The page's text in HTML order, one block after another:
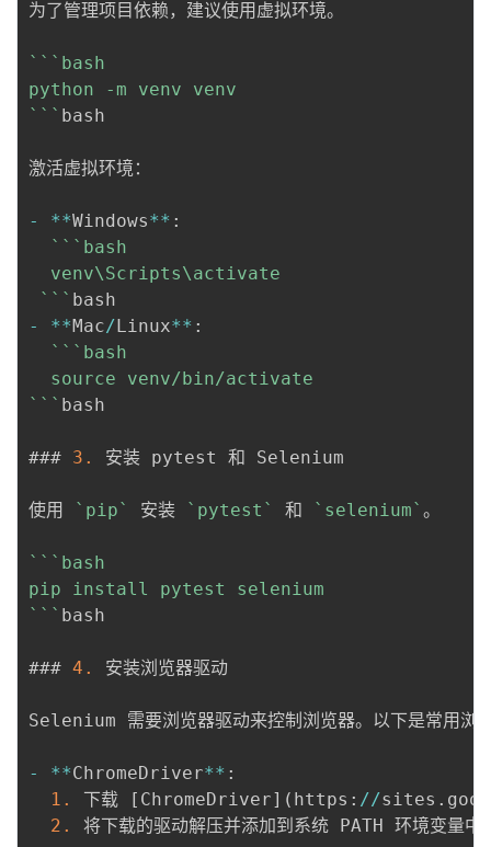
为了管理项目依赖，建议使用虚拟环境。
`` `bash
python -m venv venv
` `` bash
激活虚拟环境：
- **Windows** :
`` `bash
  venv\Scripts\activate
` ``
-
**Mac/Linux** :
`` `bash
  source venv/bin/activate
` `` bash
### 3. 安装 pytest 和 Selenium
使用 `pip` 安装 `pytest` 和 `selenium` 。
`` `bash
pip install pytest selenium
` `` bash
### 4. 安装浏览器驱动
Selenium 需要浏览器驱动来控制浏览器。以下是常用浏
- **ChromeDriver** :
1.
下载 [ ChromeDriver] ( https : //sites .
2.
将下载的驱动解压并添加到系统 PATH 环境变量中